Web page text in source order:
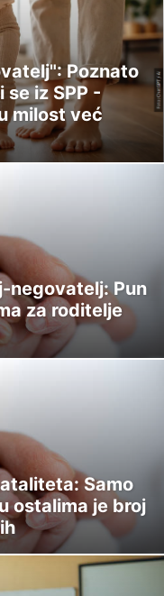
Poznato
iz SPP -
milost već
negovatelj: Pun
za roditelje
Samo
ostalima je broj